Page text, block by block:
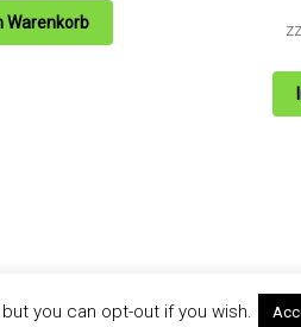
Warenkorb
you can opt-out if you wish.